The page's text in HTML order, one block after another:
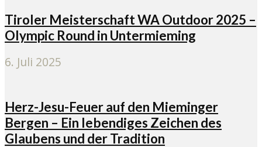
Tiroler Meisterschaft WA Outdoor 2025 –
Olympic Round in Untermieming
6. Juli 2025
Herz-Jesu-Feuer auf den Mieminger
Bergen – Ein lebendiges Zeichen des
Glaubens und der Tradition